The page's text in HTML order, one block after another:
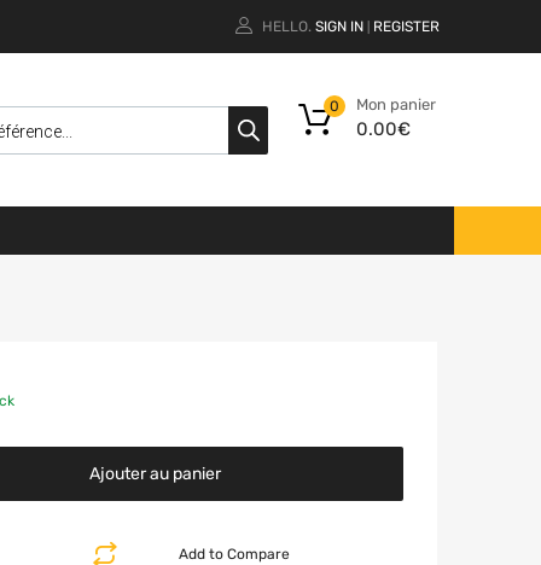
HELLO. SIGN IN REGISTER
Mon panier
0.00€
0
Ajouter au panier
Add to Compare